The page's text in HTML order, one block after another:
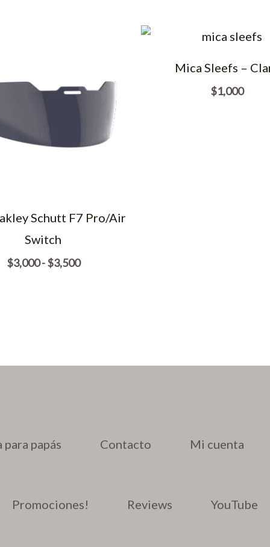
Schutt F7 Pro/Air
Switch
$3,000 - $3,500Rango
Mica Sleefs –
$1,000
para papás Contacto Mi cuenta
Promociones! Reviews YouTube